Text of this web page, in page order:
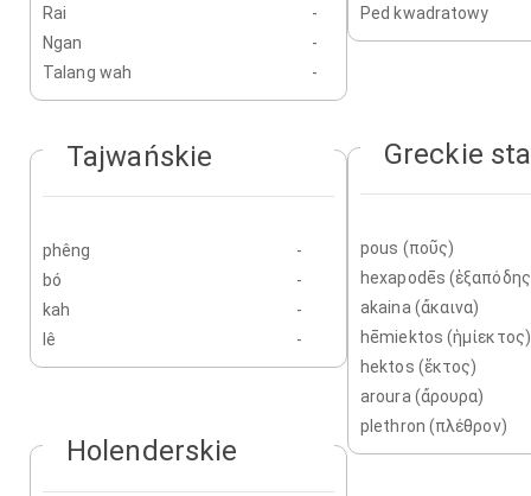
Rai
-
Ngan
-
Talang wah
-
Ped kwadratowy
Tajwańskie
phêng
-
bó
-
kah
-
lê
-
Holenderskie
Greckie
pous (ποῦς)
hexapodēs
akaina (ἄκαινα)
hēmiektos (ἡμίεκτος)
hektos (ἕκτος)
aroura (ἄρουρα)
plethron (πλέθρον)